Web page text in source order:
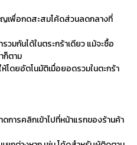
ญเพื่อกดสะสมโค้ดส่วนลดกลางที่
วมกันได้ในตระกร้าเดียว แม้จะซื้อ
ก็ตาม
ดยอัตโนมัติเมื่อยอดรวมในตะกร้า
ารคลิกเข้าไปที่หน้าแรกของร้านค้า